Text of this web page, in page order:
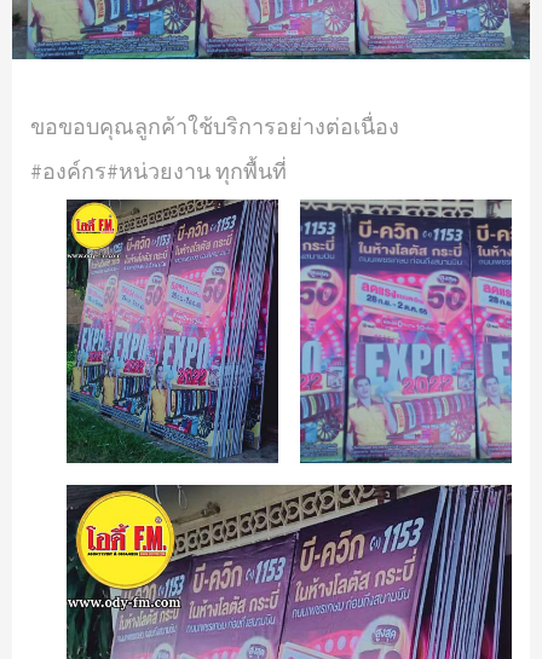
ขอขอบคุณลูกค้าใช้บริการอย่างต่อเนื่อง
#องค์กร#หน่วยงาน ทุกพื้นที่